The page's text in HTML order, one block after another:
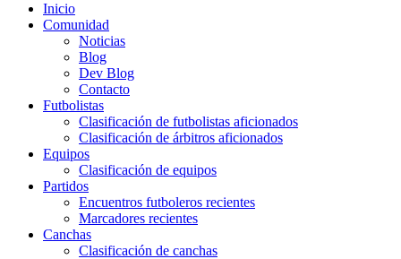
Inicio
Comunidad
Noticias
Blog
Dev Blog
Contacto
Futbolistas
Clasificación de futbolistas aficionados
Clasificación de árbitros aficionados
Equipos
Clasificación de equipos
Partidos
Encuentros futboleros recientes
Marcadores recientes
Canchas
Clasificación de canchas